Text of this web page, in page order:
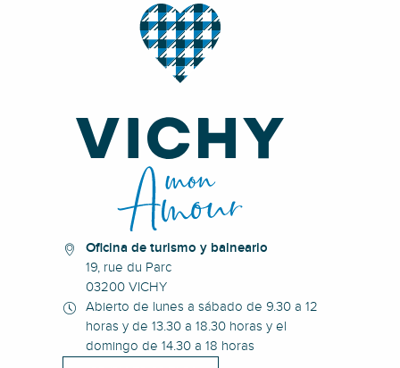
Oficina de turismo y balneario
19, rue du Parc
03200 VICHY
Abierto de lunes a sábado de 9.30 a 12
horas y de 13.30 a 18.30 horas y el
domingo de 14.30 a 18 horas